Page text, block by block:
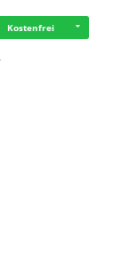
Kostenfrei